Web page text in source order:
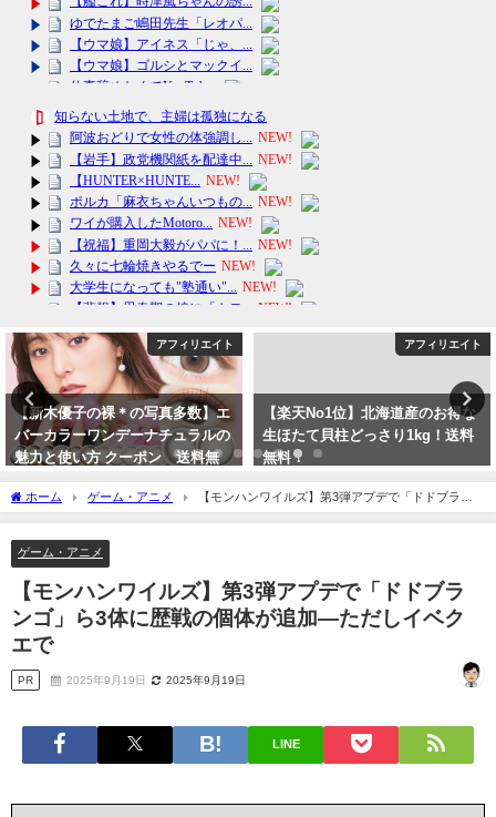
アフィリエイト
【新木優子の裸＊の写真多数】エ
バーカラーワンデーナチュラルの
魅力と使い方 クーポン 送料無
料！
アフィリエイト
【楽天No1位】北海道産のお得な
生ほたて貝柱どっさり1kg！送料
無料！
ホーム ゲーム・アニメ
【モンハンワイルズ】第3弾アプデで「ドドブラン
ゴ」ら3体に歴戦の個体が追加―ただしイベクエで
ゲーム・アニメ
【モンハンワイルズ】第3弾アプデで「ドドブラ
ンゴ」ら3体に歴戦の個体が追加―ただしイベク
エで
PR 2025年9月19日 2025年9月19日
LINE